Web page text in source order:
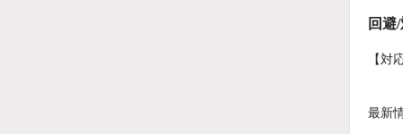
回避
【対
最新